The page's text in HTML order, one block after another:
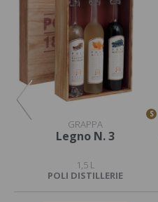
S
GRAPPA
Legno N. 3
1,5 L
POLI DISTILLERIE